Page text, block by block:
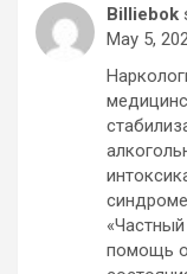
Billiebok
May 5,
помощь